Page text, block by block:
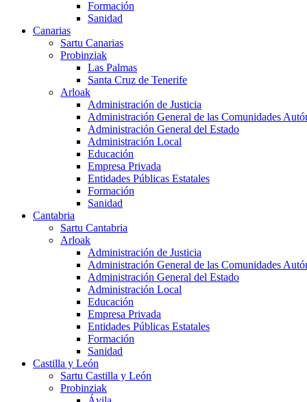
Formación
Sanidad
Canarias
Sartu Canarias
Probinziak
Las Palmas
Santa Cruz de Tenerife
Arloak
Administración de Justicia
Administración General de las Comunidades
Administración General del Estado
Administración Local
Educación
Empresa Privada
Entidades Públicas Estatales
Formación
Sanidad
Cantabria
Sartu Cantabria
Arloak
Administración de Justicia
Administración General de las Comunidades
Administración General del Estado
Administración Local
Educación
Empresa Privada
Entidades Públicas Estatales
Formación
Sanidad
Castilla y León
Sartu Castilla y León
Probinziak